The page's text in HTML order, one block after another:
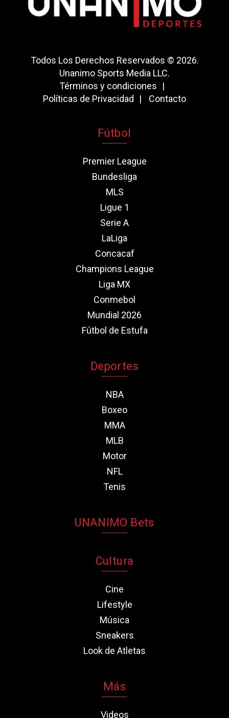
Todos Los Derechos Reservados © 2026.
Unanimo Sports Media LLC.
Términos y condiciones
Políticas de Privacidad
Contacto
Fútbol
Premier League
Bundesliga
MLS
Ligue 1
Serie A
LaLiga
Concacaf
Champions League
Liga MX
Conmebol
Mundial 2026
Fútbol de Estufa
Deportes
NBA
Boxeo
MMA
MLB
Motor
NFL
Tenis
UNANIMO Bets
Cultura
Cine
Lifestyle
Música
Sneakers
Look de Atletas
Más
Videos